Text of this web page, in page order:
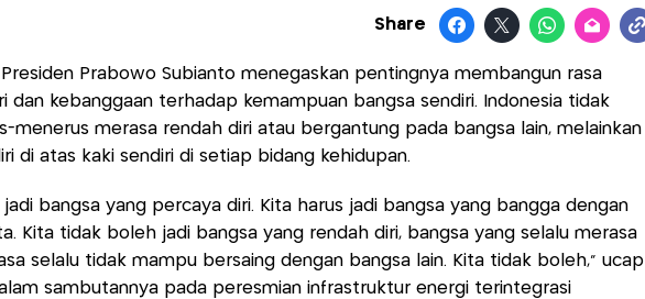
Share
Prabowo Subianto menegaskan pentingnya membangun rasa
dan kebanggaan terhadap kemampuan bangsa sendiri. Indonesia tidak
menerus merasa rendah diri atau bergantung pada bangsa lain, melainkan
di atas kaki sendiri di setiap bidang kehidupan.
jadi bangsa yang percaya diri. Kita harus jadi bangsa yang bangga dengan
Kita tidak boleh jadi bangsa yang rendah diri, bangsa yang selalu merasa
selalu tidak mampu bersaing dengan bangsa lain. Kita tidak boleh,” ucap
sambutannya pada peresmian infrastruktur energi terintegrasi